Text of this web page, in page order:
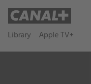
Library Apple TV+